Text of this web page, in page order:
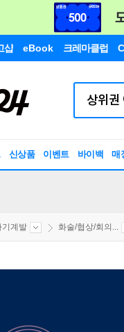
샵 eBook 크레마클럽
신상품 이벤트 바이백 매
기계발 화술/협상/회의...